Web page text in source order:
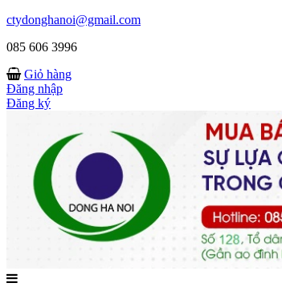
ctydonghanoi@gmail.com
085 606 3996
Giỏ hàng
Đăng nhập
Đăng ký